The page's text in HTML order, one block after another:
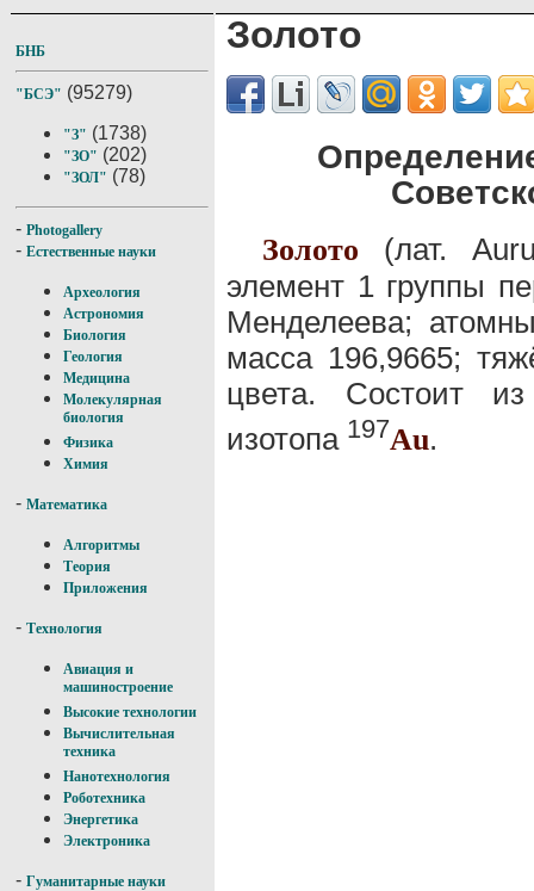
БНБ
"БСЭ" (95279)
"З" (1738)
"ЗО" (202)
"ЗОЛ" (78)
- Photogallery
- Естественные науки
Археология
Астрономия
Биология
Геология
Медицина
Молекулярная
биология
Физика
Химия
- Математика
Алгоритмы
Теория
Приложения
- Технология
Авиация и
машиностроение
Высокие технологии
Вычислительная
техника
Нанотехнология
Роботехника
Энергетика
Электроника
- Гуманитарные науки
Золото
Золото (лат.
элемент 1 группы
Менделеева;
масса 196,9665;
цвета. Состоит из
изотопа 197Au.